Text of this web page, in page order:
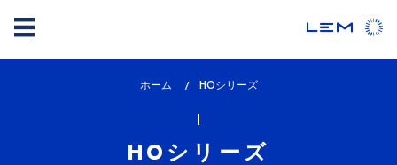
ホーム
lem_current_page
HOシリーズ
HOシリーズ